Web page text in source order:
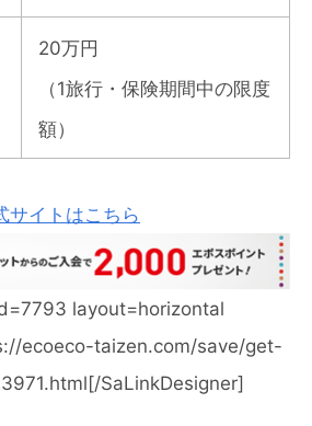
20万円
（1旅行・保険期間中の限度
額）
サイトはこちら
layout=horizontal
ecoeco-taizen.com/save/get-
SaLinkDesigner]